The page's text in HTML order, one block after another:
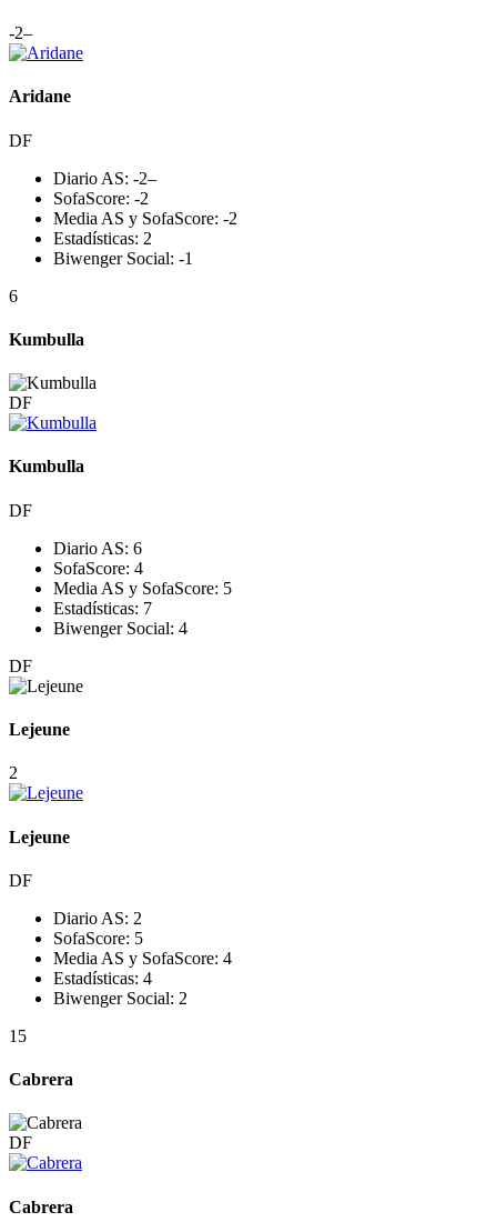
-2–
Aridane
DF
Diario AS: -2–
SofaScore: -2
Media AS y SofaScore: -2
Estadísticas: 2
Biwenger Social: -1
6
Kumbulla
DF
Kumbulla
DF
Diario AS: 6
SofaScore: 4
Media AS y SofaScore: 5
Estadísticas: 7
Biwenger Social: 4
DF
Lejeune
2
Lejeune
DF
Diario AS: 2
SofaScore: 5
Media AS y SofaScore: 4
Estadísticas: 4
Biwenger Social: 2
15
Cabrera
DF
Cabrera